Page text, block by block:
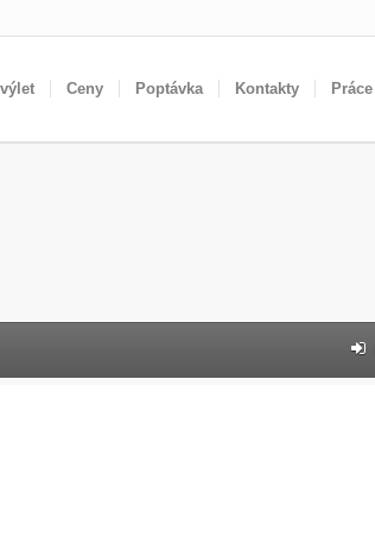
Ceny Poptávka Kontakty Práce